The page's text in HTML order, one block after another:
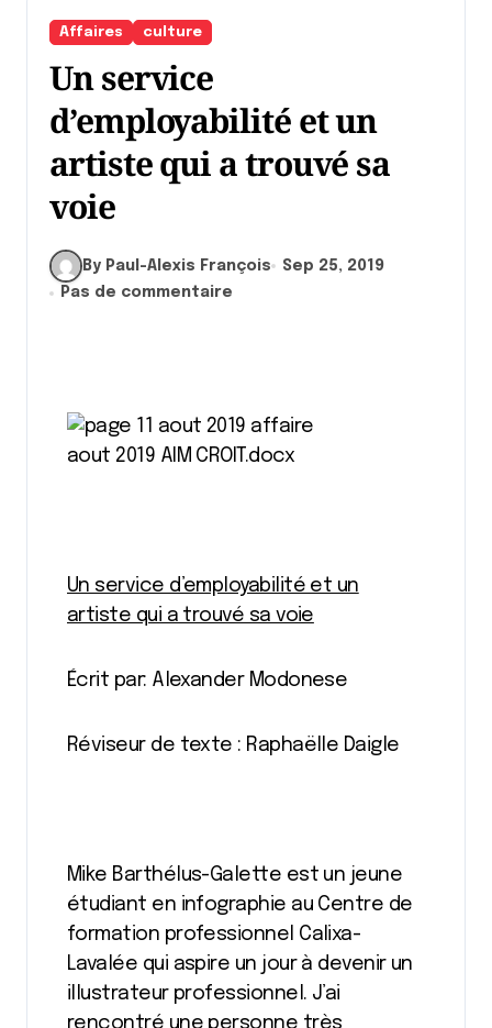
Affaires culture
Un service
d’employabilité et un
artiste qui a trouvé sa
voie
By Paul-Alexis François
Sep 25, 2019
Pas de commentaire
Un service d’employabilité et un
artiste qui a trouvé sa voie
Écrit par: Alexander Modonese
Réviseur de texte : Raphaëlle Daigle
Mike Barthélus-Galette est un jeune
étudiant en infographie au Centre de
formation professionnel Calixa-
Lavalée qui aspire un jour à devenir un
illustrateur professionnel. J’ai
rencontré une personne très